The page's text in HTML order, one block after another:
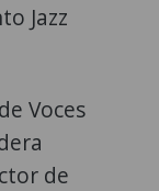
Jazz
Voces
de